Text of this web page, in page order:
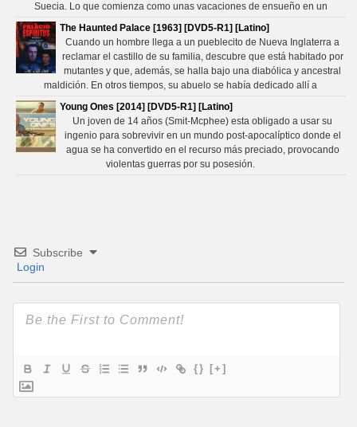
Suecia. Lo que comienza como unas vacaciones de ensueño en un
The Haunted Palace [1963] [DVD5-R1] [Latino]
Cuando un hombre llega a un pueblecito de Nueva Inglaterra a
reclamar el castillo de su familia, descubre que está habitado por
mutantes y que, además, se halla bajo una diabólica y ancestral
maldición. En otros tiempos, su abuelo se había dedicado allí a
Young Ones [2014] [DVD5-R1] [Latino]
Un joven de 14 años (Smit-Mcphee) esta obligado a usar su
ingenio para sobrevivir en un mundo post-apocalíptico donde el
agua se ha convertido en el recurso más preciado, provocando
violentas guerras por su posesión.
Subscribe
Login
{} [+]